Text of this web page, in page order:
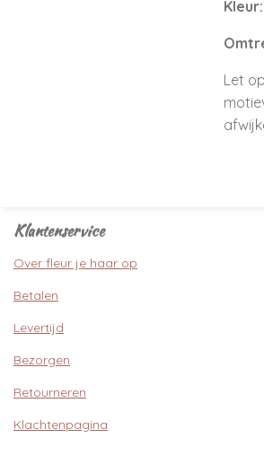
Kleur:
Let
Klantenservice
Over fleur je haar op
Betalen
Levertijd
Bezorgen
Retourneren
Klachtenpagina